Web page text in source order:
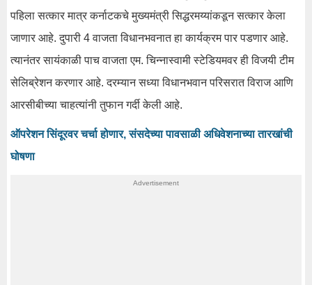
पहिला सत्कार मात्र कर्नाटकचे मुख्यमंत्री सिद्धरमय्यांकडून सत्कार केला
जाणार आहे. दुपारी 4 वाजता विधानभवनात हा कार्यक्रम पार पडणार आहे.
त्यानंतर सायंकाळी पाच वाजता एम. चिन्नास्वामी स्टेडियमवर ही विजयी टीम
सेलिब्रेशन करणार आहे. दरम्यान सध्या विधानभवान परिसरात विराज आणि
आरसीबीच्या चाहत्यांनी तुफान गर्दी केली आहे.
ऑपरेशन सिंदूरवर चर्चा होणार, संसदेच्या पावसाळी अधिवेशनाच्या तारखांची
घोषणा